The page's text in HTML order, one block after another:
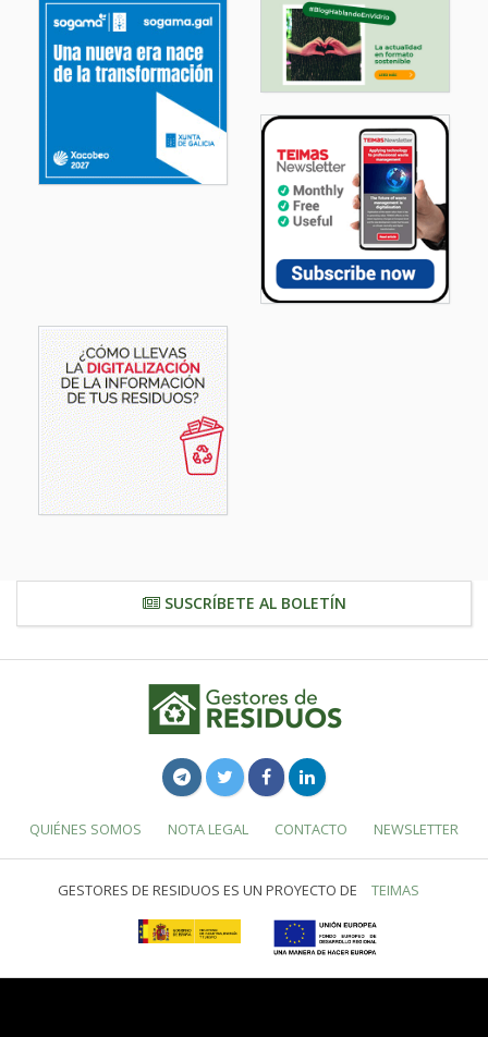
SUSCRÍBETE AL BOLETÍN
QUIÉNES SOMOS NOTA LEGAL CONTACTO NEWSLETTER
GESTORES DE RESIDUOS ES UN PROYECTO DE TEIMAS